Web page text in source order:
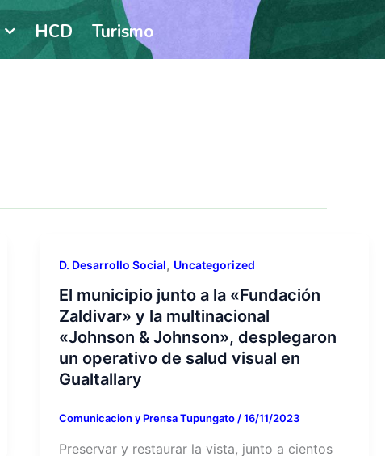
HCD Turismo
D. Desarrollo Social, Uncategorized
El municipio junto a la «Fundación
Zaldivar» y la multinacional
«Johnson & Johnson», desplegaron
un operativo de salud visual en
Gualtallary
Comunicacion y Prensa Tupungato/16/11/2023
Preservar y restaurar la vista, junto a cientos